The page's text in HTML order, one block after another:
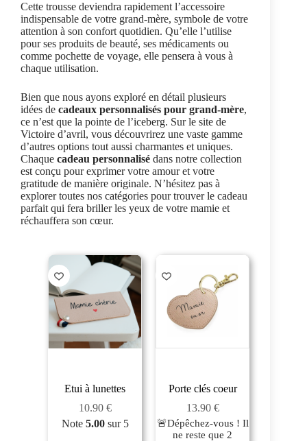
Cette trousse deviendra rapidement l’accessoire
indispensable de votre grand-mère, symbole de votre
attention à son confort quotidien. Qu’elle l’utilise
pour ses produits de beauté, ses médicaments ou
comme pochette de voyage, elle pensera à vous à
chaque utilisation.
Bien que nous ayons exploré en détail plusieurs
idées de cadeaux personnalisés pour grand-mère,
ce n’est que la pointe de l’iceberg. Sur le site de
Victoire d’avril, vous découvrirez une vaste gamme
d’autres options tout aussi charmantes et uniques.
Chaque cadeau personnalisé dans notre collection
est conçu pour exprimer votre amour et votre
gratitude de manière originale. N’hésitez pas à
explorer toutes nos catégories pour trouver le cadeau
parfait qui fera briller les yeux de votre mamie et
réchauffera son cœur.
Etui à lunettes
10.90 €
Note 5.00sur 5
Porte clés coeur
13.90 €
🚨Dépêchez-vous ! Il
ne reste que 2